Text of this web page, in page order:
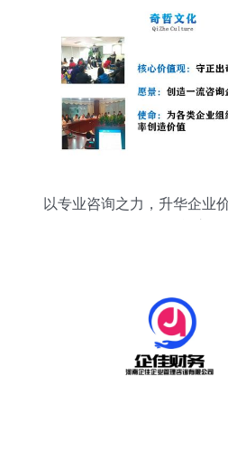
以专业咨询之力，升华企